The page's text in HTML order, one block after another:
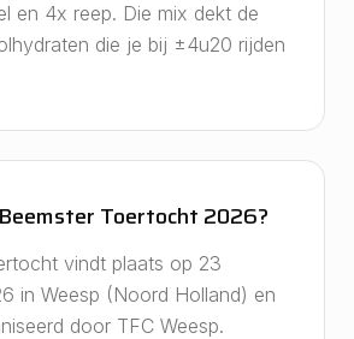
en 4x reep. Die mix dekt de
die je bij ±4u20 rijden
Toertocht 2026?
vindt plaats op 23
in Weesp (Noord Holland) en
door TFC Weesp.